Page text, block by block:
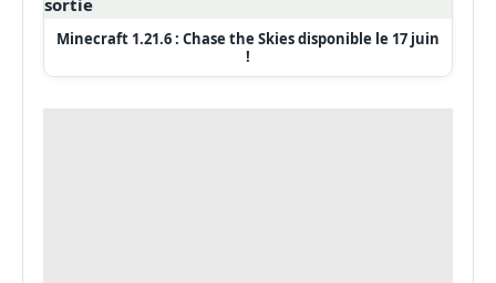
Minecraft 1.21.6 : Chase the Skies disponible le 17 juin
!